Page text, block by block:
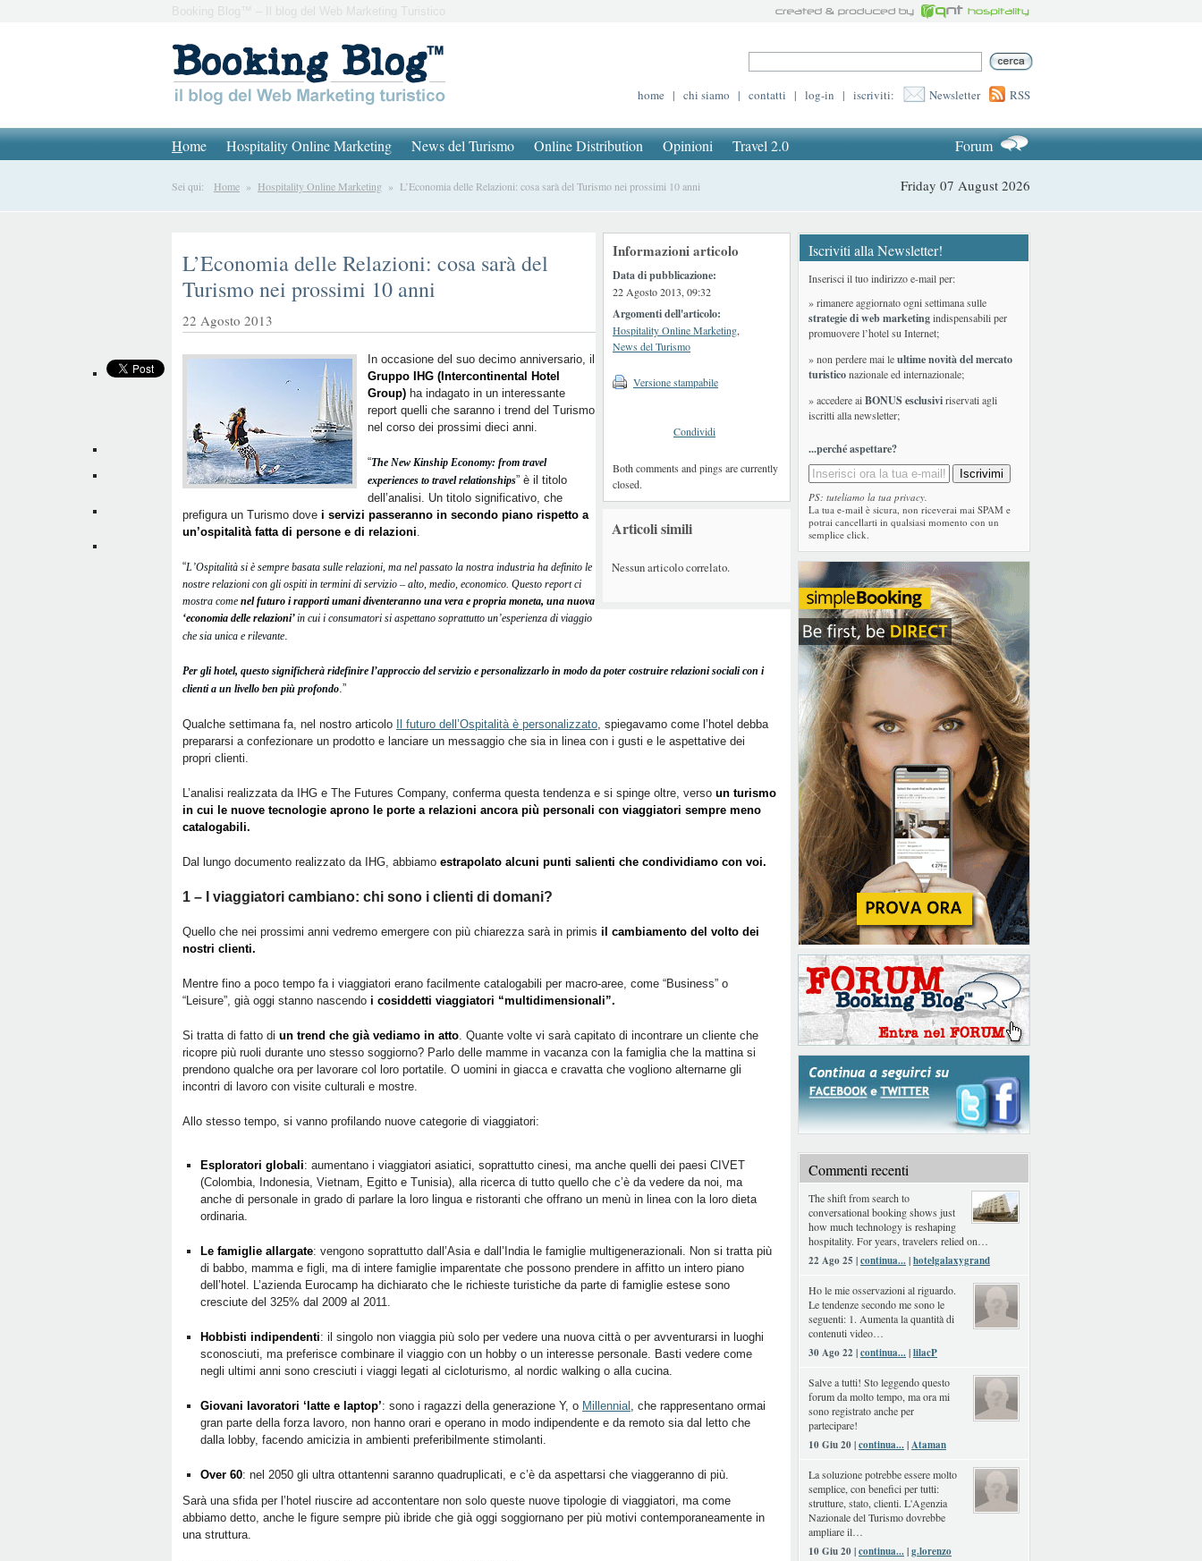
Booking Blog™ – Il blog del Web Marketing Turistico
home | chi siamo | contatti | log-in | iscriviti: Newsletter RSS
Home Hospitality Online Marketing News del Turismo Online Distribution Opinioni Travel 2.0 Forum
Sei qui: Home » Hospitality Online Marketing » L’Economia delle Relazioni: cosa sarà del Turismo nei prossimi 10 anni Friday 07 August 2026
Informazioni articolo
Data di pubblicazione:
22 Agosto 2013, 09:32
Argomenti dell'articolo:
Hospitality Online Marketing,
News del Turismo
Versione stampabile
Condividi
Both comments and pings are currently
closed.
Articoli simili
Nessun articolo correlato.
L’Economia delle Relazioni: cosa sarà del
Turismo nei prossimi 10 anni
22 Agosto 2013
In occasione del suo decimo anniversario, il
Gruppo IHG (Intercontinental Hotel
Group) ha indagato in un interessante
report quelli che saranno i trend del Turismo
nel corso dei prossimi dieci anni.
“The New Kinship Economy: from travel
experiences to travel relationships” è il titolo
dell’analisi. Un titolo significativo, che
prefigura un Turismo dove i servizi passeranno in secondo piano rispetto a
un’ospitalità fatta di persone e di relazioni.
“L’Ospitalità si è sempre basata sulle relazioni, ma nel passato la nostra industria ha definito le
nostre relazioni con gli ospiti in termini di servizio – alto, medio, economico. Questo report ci
mostra come nel futuro i rapporti umani diventeranno una vera e propria moneta, una nuova
‘economia delle relazioni’in cui i consumatori si aspettano soprattutto un’esperienza di viaggio
che sia unica e rilevante.
Per gli hotel, questo significherà ridefinire l’approccio del servizio e personalizzarlo in modo da poter costruire relazioni sociali con i
clienti a un livello ben più profondo.”
Qualche settimana fa, nel nostro articolo Il futuro dell’Ospitalità è personalizzato, spiegavamo come l’hotel debba
prepararsi a confezionare un prodotto e lanciare un messaggio che sia in linea con i gusti e le aspettative dei
propri clienti.
L’analisi realizzata da IHG e The Futures Company, conferma questa tendenza e si spinge oltre, verso un turismo
in cui le nuove tecnologie aprono le porte a relazioni ancora più personali con viaggiatori sempre meno
catalogabili.
Dal lungo documento realizzato da IHG, abbiamo estrapolato alcuni punti salienti che condividiamo con voi.
1 – I viaggiatori cambiano: chi sono i clienti di domani?
Quello che nei prossimi anni vedremo emergere con più chiarezza sarà in primis il cambiamento del volto dei
nostri clienti.
Mentre fino a poco tempo fa i viaggiatori erano facilmente catalogabili per macro-aree, come “Business” o
“Leisure”, già oggi stanno nascendo i cosiddetti viaggiatori “multidimensionali”.
Si tratta di fatto di un trend che già vediamo in atto. Quante volte vi sarà capitato di incontrare un cliente che
ricopre più ruoli durante uno stesso soggiorno? Parlo delle mamme in vacanza con la famiglia che la mattina si
prendono qualche ora per lavorare col loro portatile. O uomini in giacca e cravatta che vogliono alternarne gli
incontri di lavoro con visite culturali e mostre.
Allo stesso tempo, si vanno profilando nuove categorie di viaggiatori:
Esploratori globali: aumentano i viaggiatori asiatici, soprattutto cinesi, ma anche quelli dei paesi CIVET
(Colombia, Indonesia, Vietnam, Egitto e Tunisia), alla ricerca di tutto quello che c’è da vedere da noi, ma
anche di personale in grado di parlare la loro lingua e ristoranti che offrano un menù in linea con la loro dieta
ordinaria.
Le famiglie allargate: vengono soprattutto dall’Asia e dall’India le famiglie multigenerazionali. Non si tratta più
di babbo, mamma e figli, ma di intere famiglie imparentate che possono prendere in affitto un intero piano
dell’hotel. L’azienda Eurocamp ha dichiarato che le richieste turistiche da parte di famiglie estese sono
cresciute del 325% dal 2009 al 2011.
Hobbisti indipendenti: il singolo non viaggia più solo per vedere una nuova città o per avventurarsi in luoghi
sconosciuti, ma preferisce combinare il viaggio con un hobby o un interesse personale. Basti vedere come
negli ultimi anni sono cresciuti i viaggi legati al cicloturismo, al nordic walking o alla cucina.
Giovani lavoratori ‘latte e laptop’: sono i ragazzi della generazione Y, o Millennial , che rappresentano ormai
gran parte della forza lavoro, non hanno orari e operano in modo indipendente e da remoto sia dal letto che
dalla lobby, facendo amicizia in ambienti preferibilmente stimolanti.
Over 60: nel 2050 gli ultra ottantenni saranno quadruplicati, e c’è da aspettarsi che viaggeranno di più.
Sarà una sfida per l’hotel riuscire ad accontentare non solo queste nuove tipologie di viaggiatori, ma come
abbiamo detto, anche le figure sempre più ibride che già oggi soggiornano per più motivi contemporaneamente in
una struttura.
Iscriviti alla Newsletter!
Inserisci il tuo indirizzo e-mail per:
» rimanere aggiornato ogni settimana sulle
strategie di web marketingindispensabili per
promuovere l’hotel su Internet;
» non perdere mai leultime novità del mercato
turisticonazionale ed internazionale;
» accedere aiBONUS esclusiviriservati agli
iscritti alla newsletter;
...perché aspettare?
PS: tuteliamo la tua privacy.
La tua e-mail è sicura, non riceverai mai SPAM e
potrai cancellarti in qualsiasi momento con un
semplice click.
Commenti recenti
The shift from search to
conversational booking shows just
how much technology is reshaping
hospitality. For years, travelers relied on…
22 Ago 25 |continua...|hotelgalaxygrand
Ho le mie osservazioni al riguardo.
Le tendenze secondo me sono le
seguenti: 1. Aumenta la quantità di
contenuti video…
30 Ago 22 |continua...|lilacP
Salve a tutti! Sto leggendo questo
forum da molto tempo, ma ora mi
sono registrato anche per
partecipare!
10 Giu 20 |continua...|Ataman
La soluzione potrebbe essere molto
semplice, con benefici per tutti:
strutture, stato, clienti. L'Agenzia
Nazionale del Turismo dovrebbe
ampliare il…
10 Giu 20 |continua...|g.lorenzo